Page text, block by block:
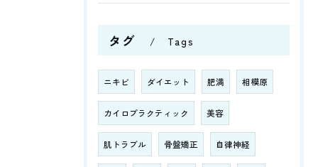
タグ Tags
ニキビ ダイエット 肥満 相模原
カイロプラクティック 美容
肌トラブル 骨盤矯正 自律神経